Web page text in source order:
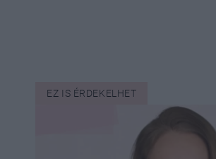
EZ IS ÉRDEKELHET